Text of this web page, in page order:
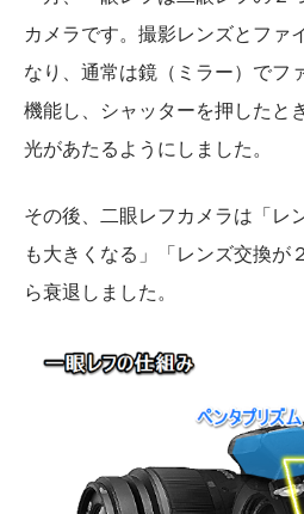
カメラです。撮影レンズとファ
なり、通常は鏡（ミラー）でフ
機能し、シャッターを押したと
光があたるようにしました。
その後、二眼レフカメラは「レ
も大きくなる」「レンズ交換が
ら衰退しました。